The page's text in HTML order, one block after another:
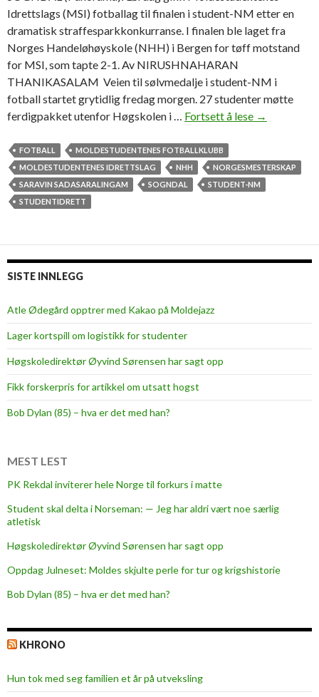
Idrettslags (MSI) fotballag til finalen i student-NM etter en
dramatisk straffesparkkonkurranse. I finalen ble laget fra
Norges Handeløhøyskole (NHH) i Bergen for tøff motstand
for MSI, som tapte 2-1. Av NIRUSHNAHARAN
THANIKASALAM Veien til sølvmedalje i student-NM i
fotball startet grytidlig fredag morgen. 27 studenter møtte
ferdigpakket utenfor Høgskolen i … Fortsett å lese M
t
o
t
e
→
FOTBALL
MOLDESTUDENTENES FOTBALLKLUBB
MOLDESTUDENTENES IDRETTSLAG
NHH
NORGESMESTERSKAP
SARAVIN SADASARALINGAM
SOGNDAL
STUDENT-NM
STUDENTIDRETT
SISTE INNLEGG
Atle Ødegård opptrer med Kakao på Moldejazz
Lager kortspill om logistikk for studenter
Høgskoledirektør Øyvind Sørensen har sagt opp
Fikk forskerpris for artikkel om utsatt hogst
Bob Dylan (85) – hva er det med han?
MEST LEST
PK Rekdal inviterer hele Norge til forkurs i matte
Student skal delta i Norseman: — Jeg har aldri vært noe særlig
atletisk
Høgskoledirektør Øyvind Sørensen har sagt opp
Oppdag Julneset: Moldes skjulte perle for tur og krigshistorie
Bob Dylan (85) – hva er det med han?
KHRONO
Hun tok med seg familien et år på utveksling